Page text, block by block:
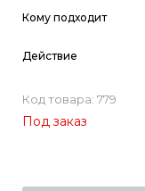
Кому подходит
Действие
Код товара: 779
Под заказ